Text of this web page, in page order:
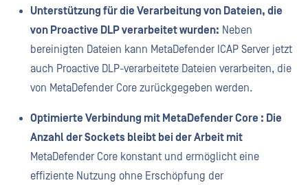
Unterstützung für die Verarbeitung von Dateien, die
von Proactive DLP verarbeitet wurden: Neben
bereinigten Dateien kann MetaDefender ICAP Server jetzt
auch Proactive DLP-verarbeitete Dateien verarbeiten, die
von MetaDefender Core zurückgegeben werden.
Optimierte Verbindung mit MetaDefender Core : Die
Anzahl der Sockets bleibt bei der Arbeit mit
MetaDefender Core konstant und ermöglicht eine
effiziente Nutzung ohne Erschöpfung der